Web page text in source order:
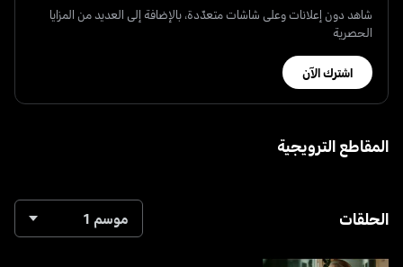
شاهد دون إعلانات وعلى شاشات متعدّدة، بالإضافة إلى العديد من المزايا
الحصرية
اشترك الآن
المقاطع الترويجية
الحلقات موسم 1